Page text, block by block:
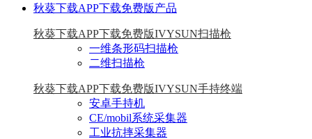
秋葵下载APP下载免费版产品
秋葵下载APP下载免费版IVYSUN扫描枪
一维条形码扫描枪
二维扫描枪
秋葵下载APP下载免费版IVYSUN手持终端
安卓手持机
CE/mobil系统采集器
工业抗摔采集器